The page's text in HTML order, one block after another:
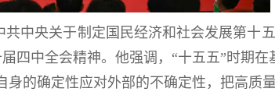
中央关于制定国民经济和社会发展第十
四中全会精神。他强调，“十五五”时期
的确定性应对外部的不确定性，把高质量